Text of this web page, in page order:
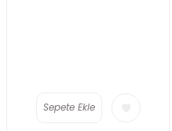
Sepete Ekle